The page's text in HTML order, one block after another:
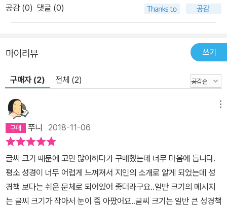
게 끊임없이 재번역되어 왔습니다. 모든 사람이 능히 읽을 수 있는 성
경으로 복음의 소식을 접할 수 있게 된 것은 그런 소중한 전통 때문이
습니다. 『메시지』는 1천만 독자가 선택한 성경입니다. 1993년 신약
『메시지』를 선택해서 읽고 있습니다. 기존의 성경을 돕고 탁월하게
로, 『메시지』는 의미역 성경 가운데 가장 광범위하게 읽히고 인용되
고 있습니다. 『메시지』는 당신을 위한 성경입니다. 성경을 처음 읽는
사람이나 오랫동안 읽어 왔기에 성경이 너무 익숙해서 오히려 낯선
사람들, 말씀을 전하는 설교자나 성경을 가르치는 주일학교 교사, 성
경을 한번 읽어 봐야겠다는 마음을 갖고 있는 구도자나 믿지 않는 친
구들…… 『메시지』는 바로 당신을 위한 성경입니다.
공감 (0) 댓글 (0)
마이리뷰 쓰기
구매자 (2) 전체 (2)
쭈니 2018-11-06
글씨 크기 때문에 고민 많이하다가 구매했는데 너무 마음에 듭니다.
평소 성경이 너무 어렵게 느껴져서 지인의 소개로 알게 되었는데 성
경책 보다는 쉬운 문체로 되어있어 좋더라구요..일반 크기의 메시지
는 글씨 크기가 작아서 눈이 좀 아팠어요..글씨 크기는 일반 큰 성경책